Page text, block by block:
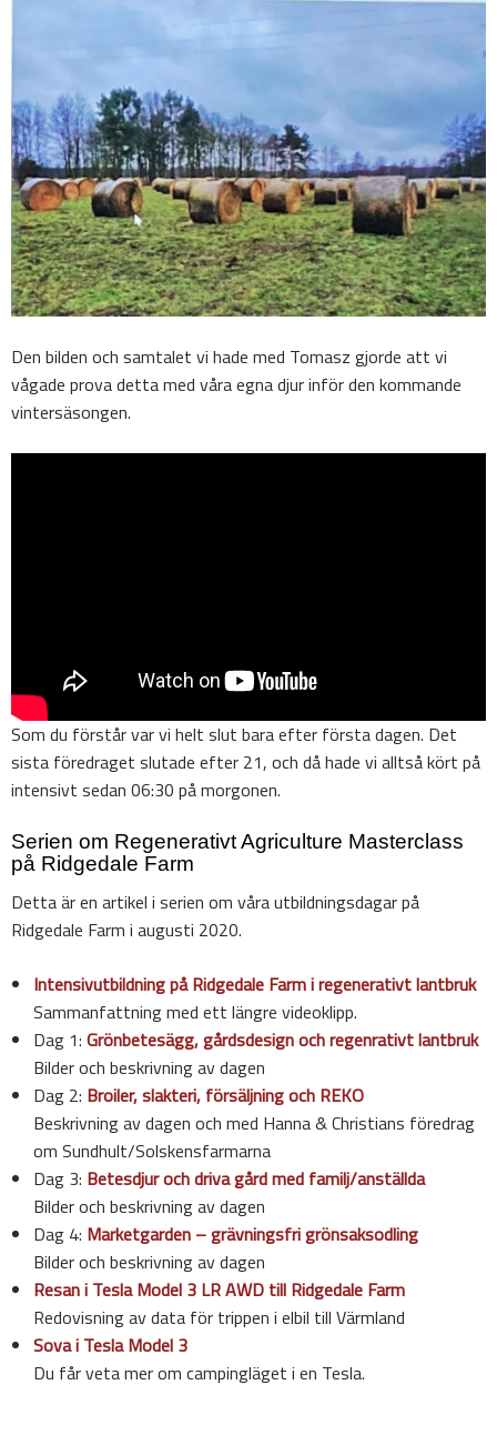
Den bilden och samtalet vi hade med Tomasz gjorde att vi
vågade prova detta med våra egna djur inför den kommande
vintersäsongen.
Som du förstår var vi helt slut bara efter första dagen. Det
sista föredraget slutade efter 21, och då hade vi alltså kört på
intensivt sedan 06:30 på morgonen.
Serien om Regenerativt Agriculture Masterclass
på Ridgedale Farm
Detta är en artikel i serien om våra utbildningsdagar på
Ridgedale Farm i augusti 2020.
Intensivutbildning på Ridgedale Farm i regenerativt lantbruk
Sammanfattning med ett längre videoklipp.
Dag 1: Grönbetesägg, gårdsdesign och regenrativt lantbruk
Bilder och beskrivning av dagen
Dag 2: Broiler, slakteri, försäljning och REKO
Beskrivning av dagen och med Hanna & Christians föredrag
om Sundhult/Solskensfarmarna
Dag 3: Betesdjur och driva gård med familj/anställda
Bilder och beskrivning av dagen
Dag 4: Marketgarden – grävningsfri grönsaksodling
Bilder och beskrivning av dagen
Resan i Tesla Model 3 LR AWD till Ridgedale Farm
Redovisning av data för trippen i elbil till Värmland
Sova i Tesla Model 3
Du får veta mer om campingläget i en Tesla.